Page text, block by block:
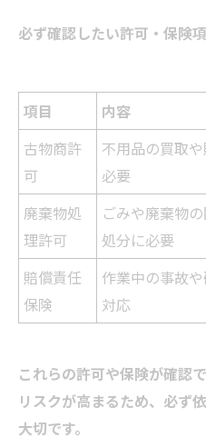
必ず確認したい許可・保険
項目 内容
古物商許
可
不用品の買取
必要
廃棄物処
理許可
ごみや廃棄物の
処分に必要
賠償責任
保険
作業中の事故
対応
これらの許可や保険が確認
リスクが高まるため、必ず
大切です。